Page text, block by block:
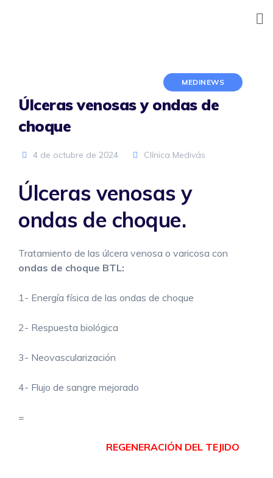
MEDINEWS
Úlceras venosas y ondas de
choque
4 de octubre de 2024 Clínica Medivás
Úlceras venosas y
ondas de choque.
Tratamiento de las úlcera venosa o varicosa con
ondas de choque BTL:
1- Energía física de las ondas de choque
2- Respuesta biológica
3- Neovascularización
4- Flujo de sangre mejorado
=
REGENERACIÓN DEL TEJIDO